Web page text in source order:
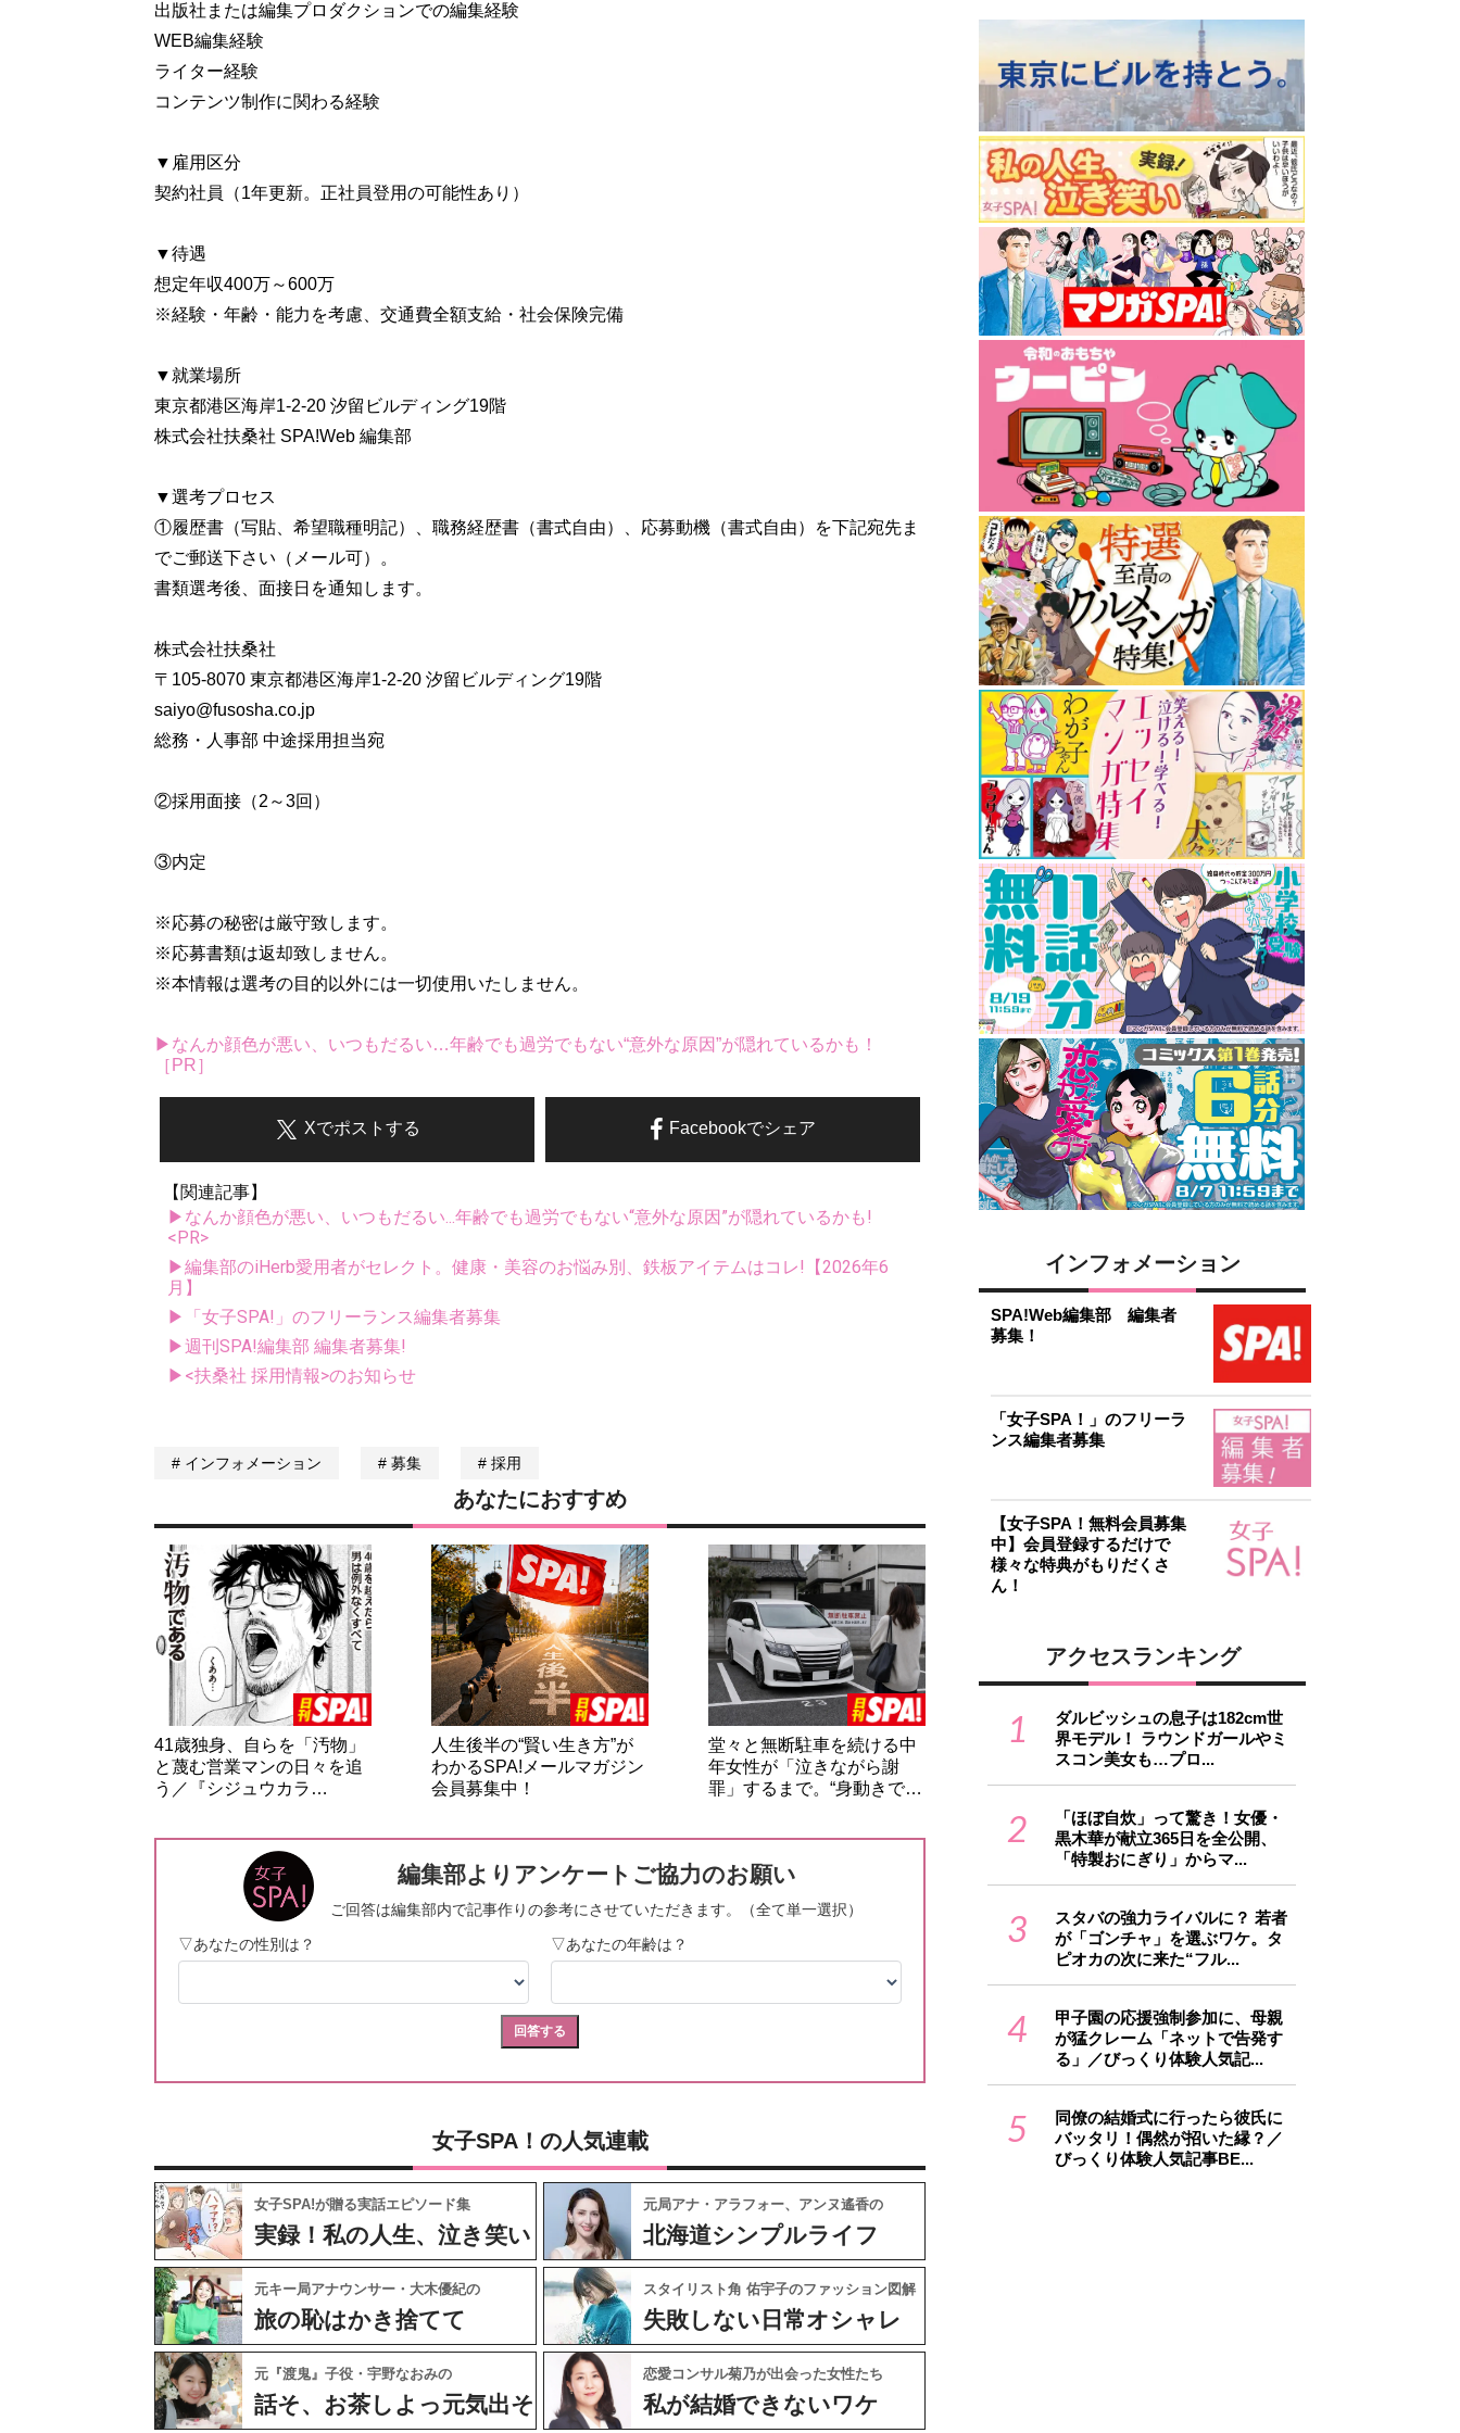
出版社または編集プロダクションでの編集経験
WEB編集経験
ライター経験
コンテンツ制作に関わる経験
▼雇用区分
契約社員（1年更新。正社員登用の可能性あり）
▼待遇
想定年収400万～600万
※経験・年齢・能力を考慮、交通費全額支給・社会保険完備
▼就業場所
東京都港区海岸1-2-20 汐留ビルディング19階
株式会社扶桑社 SPA!Web 編集部
▼選考プロセス
①履歴書（写貼、希望職種明記）、職務経歴書（書式自由）、応募動機（書式自由）を下記宛先ま
でご郵送下さい（メール可）。
書類選考後、面接日を通知します。
株式会社扶桑社
〒105-8070 東京都港区海岸1-2-20 汐留ビルディング19階
saiyo@fusosha.co.jp
総務・人事部 中途採用担当宛
②採用面接（2～3回）
③内定
※応募の秘密は厳守致します。
※応募書類は返却致しません。
※本情報は選考の目的以外には一切使用いたしません。
▶なんか顔色が悪い、いつもだるい…年齢でも過労でもない“意外な原因”が隠れているかも！
［PR］
Facebookでシェア
Xでポストする
【関連記事】
▶なんか顔色が悪い、いつもだるい...年齢でも過労でもない“意外な原因”が隠れているかも!
<PR>
▶編集部のiHerb愛用者がセレクト。健康・美容のお悩み別、鉄板アイテムはコレ!【2026年6
月】
▶「女子SPA!」のフリーランス編集者募集
▶週刊SPA!編集部 編集者募集!
▶<扶桑社 採用情報>のお知らせ
インフォメーション 募集 採用
あなたにおすすめ
41歳独身、自らを「汚物」
と蔑む営業マンの日々を追
う／『シジュウカラ…
人生後半の“賢い生き方”が
わかるSPA!メールマガジン
会員募集中！
堂々と無断駐車を続ける中
年女性が「泣きながら謝
罪」するまで。“身動きで…
女子SPA！の人気連載
女子SPA!が贈る実話エピソード集
実録！私の人生、泣き笑い
元局アナ・アラフォー、アンヌ遙香の
北海道シンプルライフ
元キー局アナウンサー・大木優紀の
旅の恥はかき捨てて
スタイリスト角 佑宇子のファッション図解
失敗しない日常オシャレ
元『渡鬼』子役・宇野なおみの
話そ、お茶しよっ元気出そ
恋愛コンサル菊乃が出会った女性たち
私が結婚できないワケ
インフォメーション
SPA!Web編集部 編集者
募集！
「女子SPA！」のフリーラ
ンス編集者募集
【女子SPA！無料会員募集
中】会員登録するだけで
様々な特典がもりだくさ
ん！
アクセスランキング
1
ダルビッシュの息子は182cm世
界モデル！ ラウンドガールやミ
スコン美女も…プロ...
2
「ほぼ自炊」って驚き！女優・
黒木華が献立365日を全公開、
「特製おにぎり」からマ...
3
スタバの強力ライバルに？ 若者
が「ゴンチャ」を選ぶワケ。タ
ピオカの次に来た“フル...
4
甲子園の応援強制参加に、母親
が猛クレーム「ネットで告発す
る」／びっくり体験人気記...
5
同僚の結婚式に行ったら彼氏に
バッタリ！偶然が招いた縁？／
びっくり体験人気記事BE...